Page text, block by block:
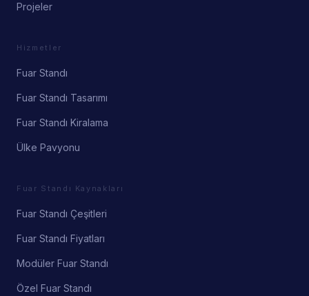
Projeler
Hizmetler
Fuar Standı
Fuar Standı Tasarımı
Fuar Standı Kiralama
Ülke Pavyonu
Fuar Standı Kaynakları
Fuar Standı Çeşitleri
Fuar Standı Fiyatları
Modüler Fuar Standı
Özel Fuar Standı